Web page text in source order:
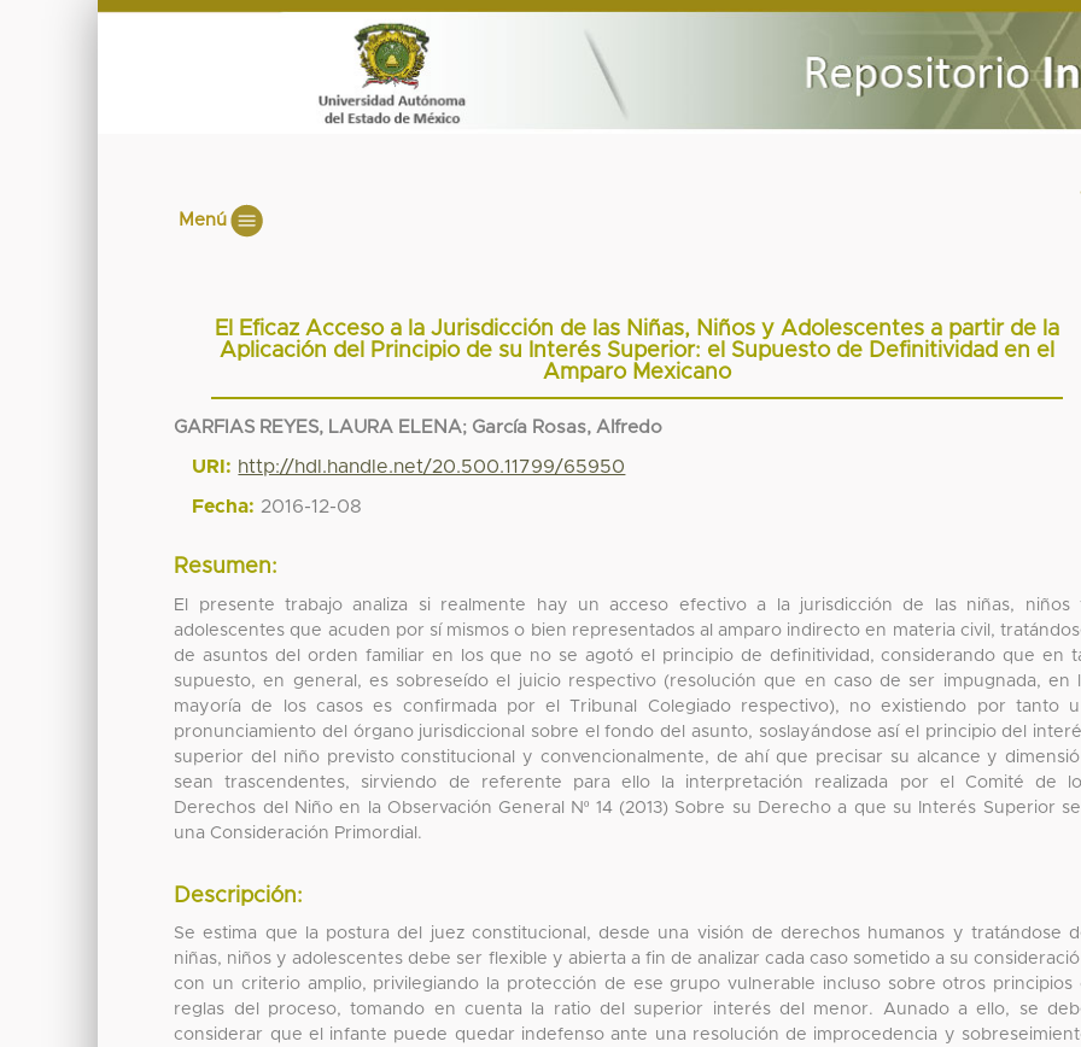
Menú
El Eficaz Acceso a la Jurisdicción de las Niñas, Niños y Adolescentes a partir de la
Aplicación del Principio de su Interés Superior: el Supuesto de Definitividad en el
Amparo Mexicano
GARFIAS REYES, LAURA ELENA; García Rosas, Alfredo
URI: http://hdl.handle.net/20.500.11799/65950
Fecha: 2016-12-08
Resumen:
El presente trabajo analiza si realmente hay un acceso efectivo a la jurisdicción de las niñas, niños
adolescentes que acuden por sí mismos o bien representados al amparo indirecto en materia civil,
de asuntos del orden familiar en los que no se agotó el principio de definitividad, considerando que en
supuesto, en general, es sobreseído el juicio respectivo (resolución que en caso de ser impugnada, en
mayoría de los casos es confirmada por el Tribunal Colegiado respectivo), no existiendo por tanto
pronunciamiento del órgano jurisdiccional sobre el fondo del asunto, soslayándose así el principio del
superior del niño previsto constitucional y convencionalmente, de ahí que precisar su alcance y
sean trascendentes, sirviendo de referente para ello la interpretación realizada por el Comité de
Derechos del Niño en la Observación General Nº 14 (2013) Sobre su Derecho a que su Interés Superior
una Consideración Primordial.
Descripción:
Se estima que la postura del juez constitucional, desde una visión de derechos humanos y tratándose
niñas, niños y adolescentes debe ser flexible y abierta a fin de analizar cada caso sometido a su
con un criterio amplio, privilegiando la protección de ese grupo vulnerable incluso sobre otros principios
reglas del proceso, tomando en cuenta la ratio del superior interés del menor. Aunado a ello, se
considerar que el infante puede quedar indefenso ante una resolución de improcedencia y